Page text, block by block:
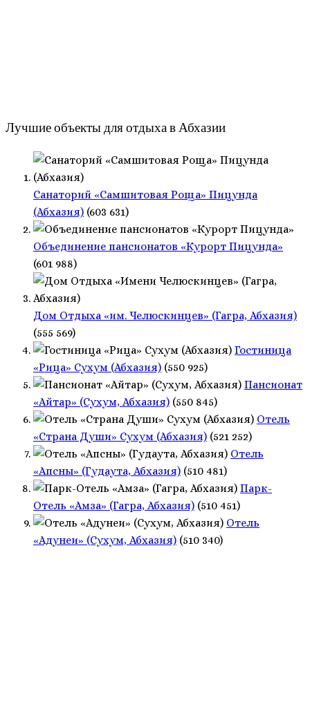
Лучшие объекты для отдыха в Абхазии
Санаторий «Самшитовая Роща» Пицунда
(Абхазия) (603 631)
Объединение пансионатов «Курорт Пицунда»
(601 988)
Дом Отдыха «им. Челюскинцев» (Гагра, Абхазия)
(555 569)
Гостиница
«Рица» Сухум (Абхазия) (550 925)
Пансионат
«Айтар» (Сухум, Абхазия) (550 845)
Отель
«Страна Души» Сухум (Абхазия) (521 252)
Отель
«Апсны» (Гудаута, Абхазия) (510 481)
Парк-
Отель «Амза» (Гагра, Абхазия) (510 451)
Отель
«Адунеи» (Сухум, Абхазия) (510 340)